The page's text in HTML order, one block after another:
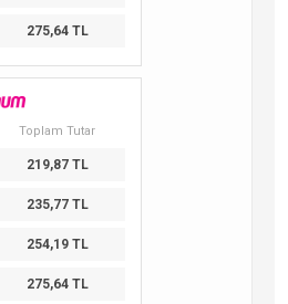
275,64 TL
Toplam Tutar
219,87 TL
235,77 TL
254,19 TL
275,64 TL